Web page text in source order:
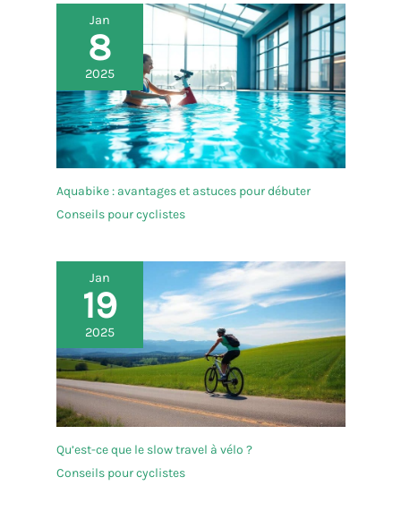
Jan
8
2025
Aquabike : avantages et astuces pour débuter
Conseils pour cyclistes
Jan
19
2025
Qu’est-ce que le slow travel à vélo ?
Conseils pour cyclistes